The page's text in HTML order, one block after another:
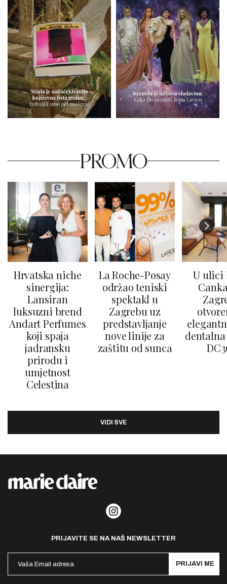
PROMO
Hrvatska niche
sinergija:
Lansiran
luksuzni brend
Andart Perfumes
koji spaja
jadransku
prirodu i
umjetnost
Celestina
La Roche-Posay
održao teniski
spektakl u
Zagrebu uz
predstavljanje
nove linije za
zaštitu od sunca
U ulici
VIDI SVE
PRIJAVITE SE NA NAŠ NEWSLETTER
PRIJAVI ME